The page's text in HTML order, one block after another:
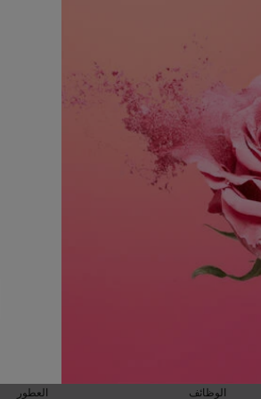
الوظائف
العطور​